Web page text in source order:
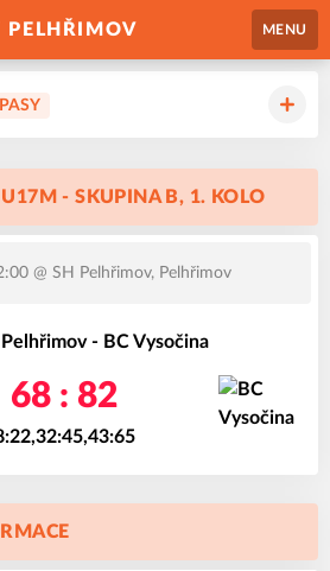
PELHŘIMOV MENU
- SKUPINA B, 1. KOLO
@ SH Pelhřimov, Pelhřimov
- BC Vysočina
68 : 82